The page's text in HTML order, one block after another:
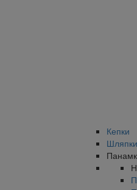
Кепки
Шляпки